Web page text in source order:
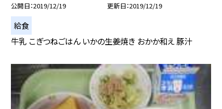
公開日 2019/12/19 更新日 2019/12/19
給食
牛乳 こぎつねごはん いかの生姜焼き おかか和え 豚汁